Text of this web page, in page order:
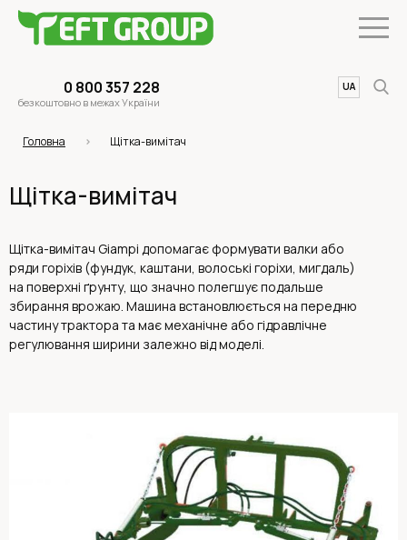
0 800 357 228
безкоштовно в межах України
UA
EN
Головна Щітка-вимітач
Щітка-вимітач
Щітка-вимітач Giampi допомагає формувати валки або
ряди горіхів (фундук, каштани, волоські горіхи, мигдаль)
на поверхні ґрунту, що значно полегшує подальше
збирання врожаю. Машина встановлюється на передню
частину трактора та має механічне або гідравлічне
регулювання ширини залежно від моделі.